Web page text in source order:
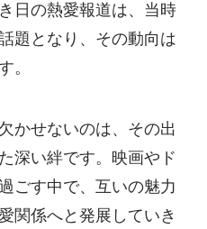
日の熱愛報道は、当時
題となり、その動向は
。
かせないのは、その出
深い絆です。映画やド
ごす中で、互いの魅力
関係へと発展していき